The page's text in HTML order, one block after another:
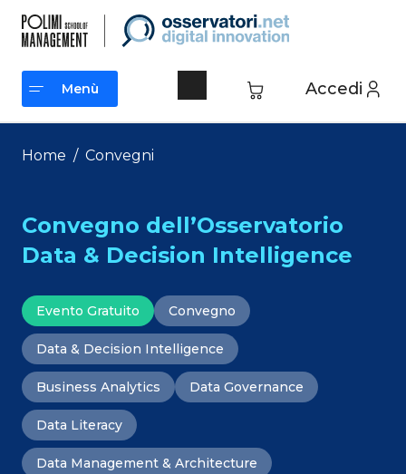
contenuto
Accedi
Menù
Menù
Home / Convegni
Convegno dell’Osservatorio
Data & Decision Intelligence
Evento Gratuito Convegno
Data & Decision Intelligence
Business Analytics Data Governance
Data Literacy
Data Management & Architecture